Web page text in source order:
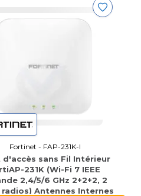
Fortinet - FAP-231K-I
d'accès sans Fil Intérieur
231K (Wi-Fi 7 IEEE
2,4/5/6 GHz 2+2+2, 2
radios) Antennes Internes